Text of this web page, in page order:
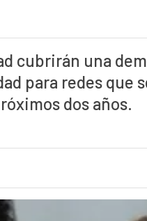
cubrirán una
para redes que
dos años.